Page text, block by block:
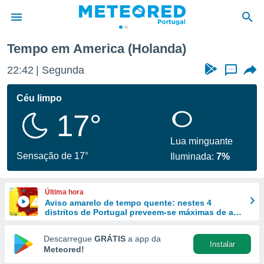
da
foi
fornecidas
a este
das
e
forma
digital
Tempo em America (Holanda)
22:42 Segunda ...
Céu limpo
17°
Sensação de 17°
Lua minguante
Iluminada:7%
Última hora
Aviso amarelo de tempo quente: nestes 4
distritos de Portugal preveem-se máximas de até
Descarregue GRÁTIS a app da
Meteored!
Instalar